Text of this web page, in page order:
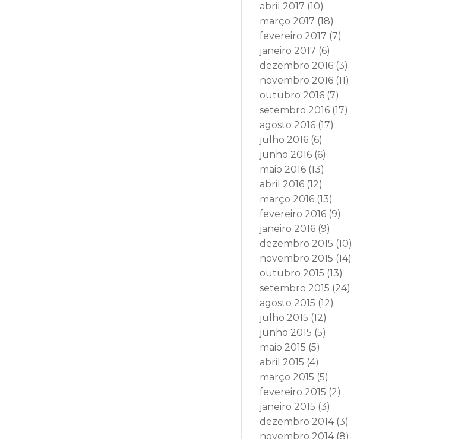
abril 2017 (10)
março 2017 (18)
fevereiro 2017 (7)
janeiro 2017 (6)
dezembro 2016 (3)
novembro 2016 (11)
outubro 2016 (7)
setembro 2016 (17)
agosto 2016 (17)
julho 2016 (6)
junho 2016 (6)
maio 2016 (13)
abril 2016 (12)
março 2016 (13)
fevereiro 2016 (9)
janeiro 2016 (9)
dezembro 2015 (10)
novembro 2015 (14)
outubro 2015 (13)
setembro 2015 (24)
agosto 2015 (12)
julho 2015 (12)
junho 2015 (5)
maio 2015 (5)
abril 2015 (4)
março 2015 (5)
fevereiro 2015 (2)
janeiro 2015 (3)
dezembro 2014(3)
novembro 2014(8)